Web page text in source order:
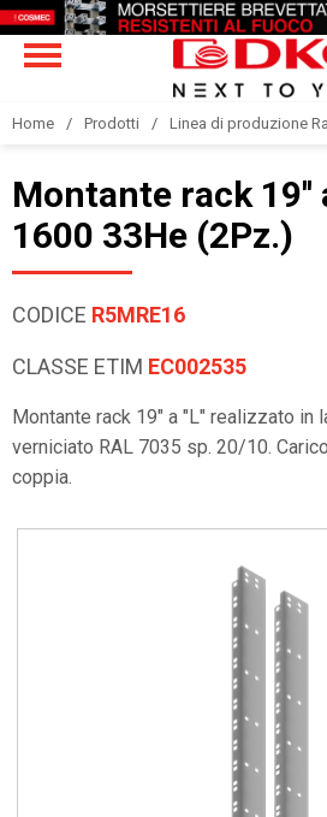
Home Prodotti Linea di produzione
Montante rack 19''
1600 33He (2Pz.)
CODICE R5MRE16
CLASSE ETIM EC002535
Montante rack 19" a "L" realizzato in
verniciato RAL 7035 sp. 20/10.
coppia.